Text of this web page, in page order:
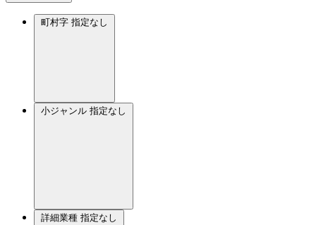
町村字 指定なし
小ジャンル 指定なし
詳細業種 指定なし